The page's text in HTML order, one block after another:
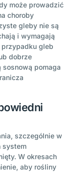
może prowadzić
choroby
gleby nie są
i wymagają
gleb
dobrze
sosnową pomaga
szczególnie w
system
W okresach
aby rośliny